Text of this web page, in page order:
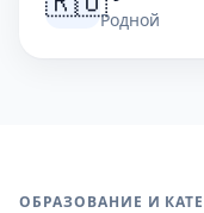
Родной
ОБРАЗОВАНИЕ И